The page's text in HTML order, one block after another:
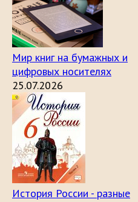
Мир книг на бумажных и
цифровых носителях
25.07.2026
История России - разные